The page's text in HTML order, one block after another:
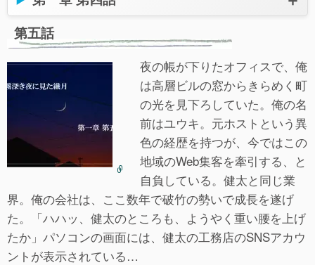
第五話
夜の帳が下りたオフィスで、俺
は高層ビルの窓からきらめく町
の光を見下ろしていた。俺の名
前はユウキ。元ホストという異
色の経歴を持つが、今ではこの
地域のWeb集客を牽引する、と
自負している。健太と同じ業
界。俺の会社は、ここ数年で破竹の勢いで成長を遂げ
た。「ハハッ、健太のところも、ようやく重い腰を上げ
たか」パソコンの画面には、健太の工務店のSNSアカウ
ントが表示されている…